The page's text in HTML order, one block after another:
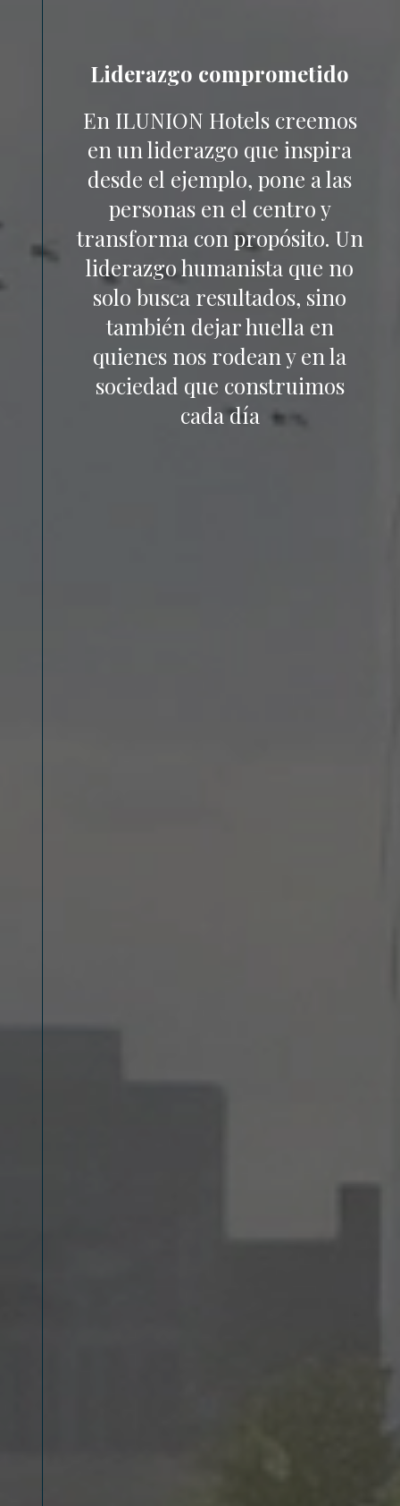
Liderazgo comprometido
En ILUNION Hotels creemos
en un liderazgo que inspira
desde el ejemplo, pone a las
personas en el centro y
transforma con propósito. Un
liderazgo humanista que no
solo busca resultados, sino
también dejar huella en
quienes nos rodean y en la
sociedad que construimos
cada día